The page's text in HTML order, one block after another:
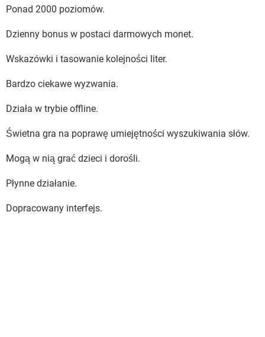
Ponad 2000 poziomów.
Dzienny bonus w postaci darmowych monet.
Wskazówki i tasowanie kolejności liter.
Bardzo ciekawe wyzwania.
Działa w trybie offline.
Świetna gra na poprawę umiejętności wyszukiwania słów.
Mogą w nią grać dzieci i dorośli.
Płynne działanie.
Dopracowany interfejs.